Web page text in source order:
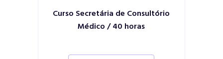
Curso Secretária de Consultório
Médico / 40 horas